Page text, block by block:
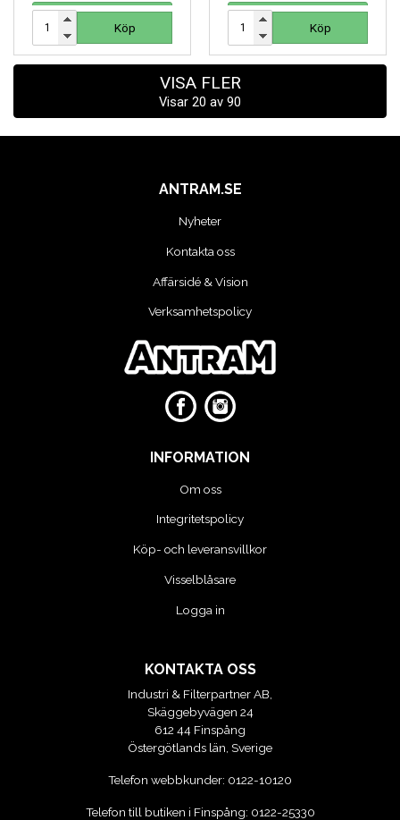
Köp
251 SEK
Köp
VISA FLER
Visar 20 av 90
ANTRAM.SE
Nyheter
Kontakta oss
Affärsidé & Vision
Verksamhetspolicy
INFORMATION
Om oss
Integritetspolicy
Köp- och leveransvillkor
Visselblåsare
Logga in
KONTAKTA OSS
Industri & Filterpartner AB,
Skäggebyvägen 24
612 44 Finspång
Östergötlands län, Sverige
Telefon webbkunder: 0122-10120
Telefon till butiken i Finspång: 0122-25330